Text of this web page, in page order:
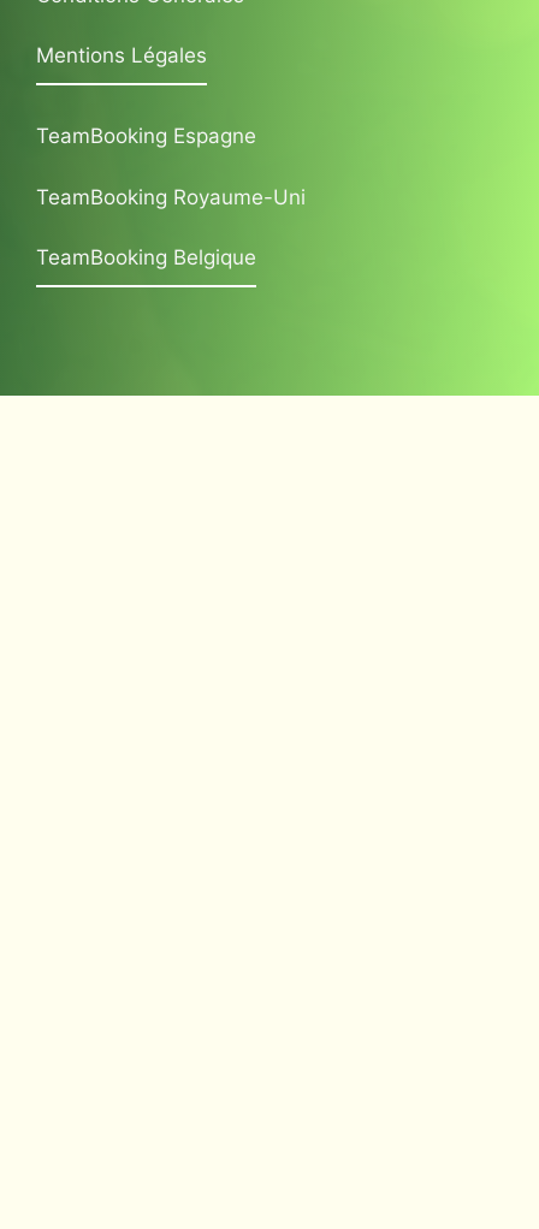
Mentions Légales
TeamBooking Espagne
TeamBooking Royaume-Uni
TeamBooking Belgique